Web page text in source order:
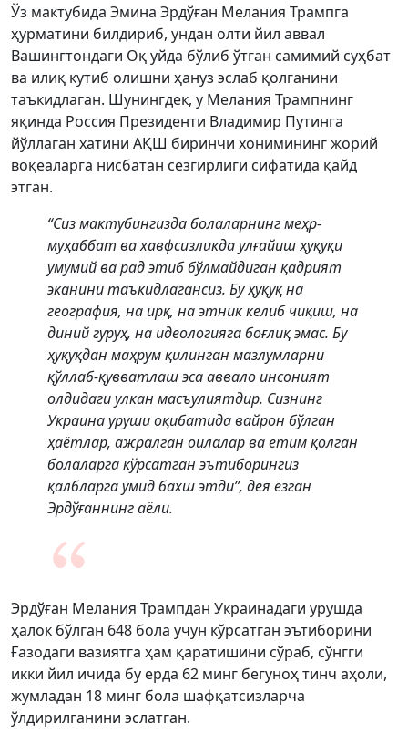
Ўз мактубида Эмина Эрдўған Мелания Трампга
ҳурматини билдириб, ундан олти йил аввал
Вашингтондаги Оқ уйда бўлиб ўтган самимий суҳбат
ва илиқ кутиб олишни ҳануз эслаб қолганини
таъкидлаган. Шунингдек, у Мелания Трампнинг
яқинда Россия Президенти Владимир Путинга
йўллаган хатини АҚШ биринчи хонимининг жорий
воқеаларга нисбатан сезгирлиги сифатида қайд
этган.
“Сиз мактубингизда болаларнинг меҳр-
муҳаббат ва хавфсизликда улғайиш ҳуқуқи
умумий ва рад этиб бўлмайдиган қадрият
эканини таъкидлагансиз. Бу ҳуқуқ на
география, на ирқ, на этник келиб чиқиш, на
диний гуруҳ, на идеологияга боғлиқ эмас. Бу
ҳуқуқдан маҳрум қилинган мазлумларни
қўллаб-қувватлаш эса аввало инсоният
олдидаги улкан масъулиятдир. Сизнинг
Украина уруши оқибатида вайрон бўлган
ҳаётлар, ажралган оилалар ва етим қолган
болаларга кўрсатган эътиборингиз
қалбларга умид бахш этди”, дея ёзган
Эрдўғаннинг аёли.
Эрдўған Мелания Трампдан Украинадаги урушда
ҳалок бўлган 648 бола учун кўрсатган эътиборини
Ғазодаги вазиятга ҳам қаратишини сўраб, сўнгги
икки йил ичида бу ерда 62 минг бегуноҳ тинч аҳоли,
жумладан 18 минг бола шафқатсизларча
ўлдирилганини эслатган.